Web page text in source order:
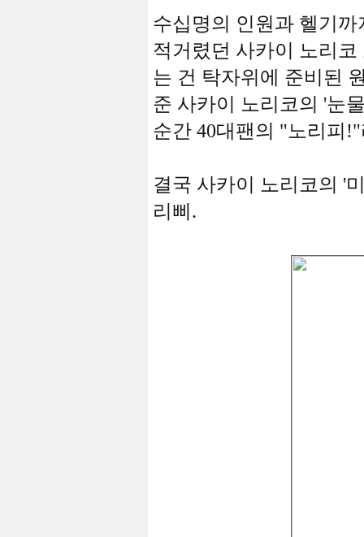
수십명의 인원과 헬기
적거렸던 사카이 노리
는 건 탁자위에 준비된
준 사카이 노리코의 '눈
순간 40대팬의 "노리피
결국 사카이 노리코의 '
리삐.